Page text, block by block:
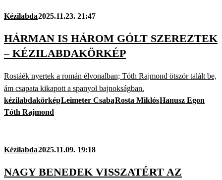
Kézilabda2025.11.23. 21:47
HÁRMAN IS HÁROM GÓLT SZEREZTEK
– KÉZILABDAKÖRKÉP
Rostáék nyertek a román élvonalban; Tóth Rajmond ötször talált be,
ám csapata kikapott a spanyol bajnokságban.
kézilabdakörképLeimeter CsabaRosta MiklósHanusz Egon
Tóth Rajmond
Kézilabda2025.11.09. 19:18
NAGY BENEDEK VISSZATÉRT AZ